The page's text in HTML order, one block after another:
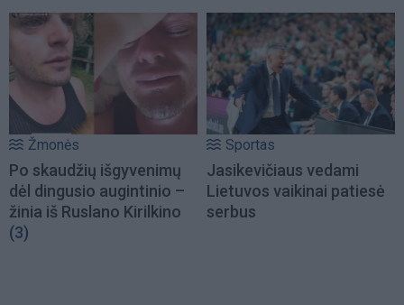
Žmonės
Po skaudžių išgyvenimų
dėl dingusio augintinio –
žinia iš Ruslano Kirilkino
(3)
Sportas
Jasikevičiaus vedami
Lietuvos vaikinai patiesė
serbus